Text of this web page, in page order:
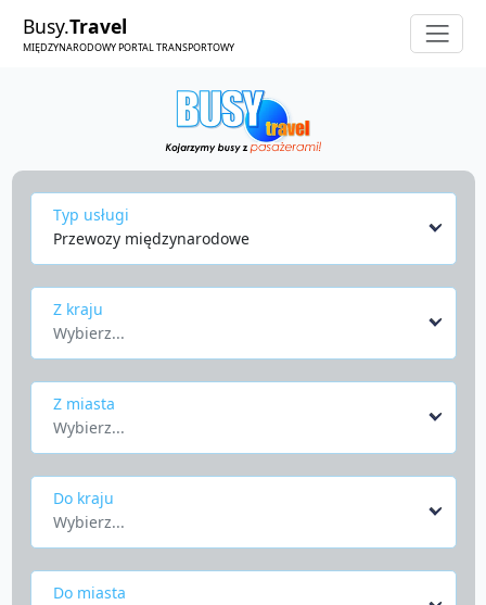
Busy.Travel
MIĘDZYNARODOWY PORTAL TRANSPORTOWY
Typ usługi
Przewozy międzynarodowe
Z kraju
Wybierz...
Z miasta
Wybierz...
Do kraju
Wybierz...
Do miasta